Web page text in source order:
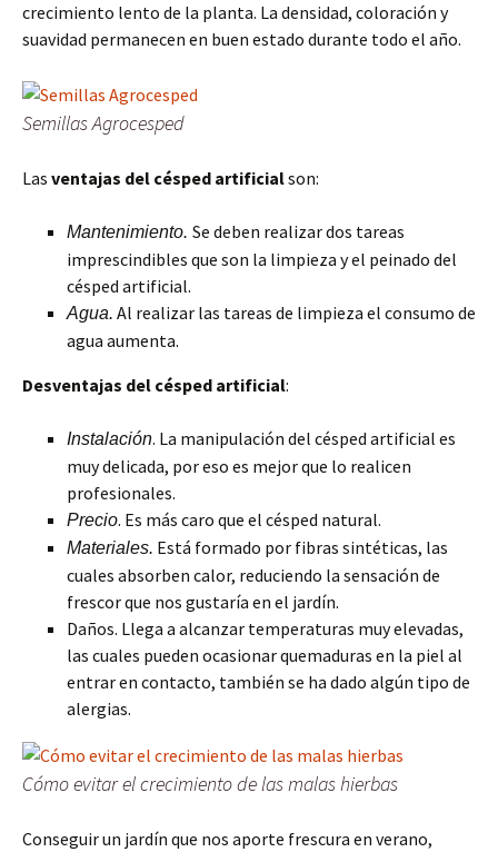
crecimiento lento de la planta. La densidad, coloración y
suavidad permanecen en buen estado durante todo el año.
Semillas Agrocesped
Las ventajas del césped artificialson:
Mantenimiento. Se deben realizar dos tareas
imprescindibles que son la limpieza y el peinado del
césped artificial.
Agua. Al realizar las tareas de limpieza el consumo de
agua aumenta.
Desventajas del césped artificial:
Instalación. La manipulación del césped artificial es
muy delicada, por eso es mejor que lo realicen
profesionales.
Precio. Es más caro que el césped natural.
Materiales. Está formado por fibras sintéticas, las
cuales absorben calor, reduciendo la sensación de
frescor que nos gustaría en el jardín.
Daños. Llega a alcanzar temperaturas muy elevadas,
las cuales pueden ocasionar quemaduras en la piel al
entrar en contacto, también se ha dado algún tipo de
alergias.
Cómo evitar el crecimiento de las malas hierbas
Conseguir un jardín que nos aporte frescura en verano,